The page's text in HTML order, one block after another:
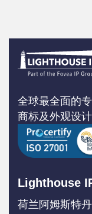
全球最全面的专
商标及外观设
Lighthouse
荷兰阿姆斯特